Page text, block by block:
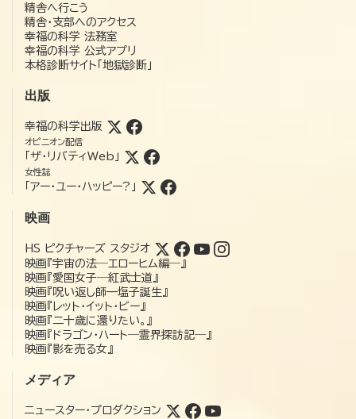
精舎へ行こう
精舎・支部へのアクセス
幸福の科学 法務室
幸福の科学 公式アプリ
本格診断サイト「地獄診断」
出版
幸福の科学出版
オピニオン配信
「ザ・リバティWeb」
女性誌
「アー・ユー・ハッピー?」
映画
HS ピクチャーズ スタジオ
映画『宇宙の法―エローヒム編―』
映画『愛国女子―紅武士道』
映画『呪い返し師—塩子誕生』
映画『レット・イット・ビー』
映画『二十歳に還りたい。』
映画『ドラゴン・ハート―霊界探訪記―』
映画『影を売る女』
メディア
ニュースター・プロダクション